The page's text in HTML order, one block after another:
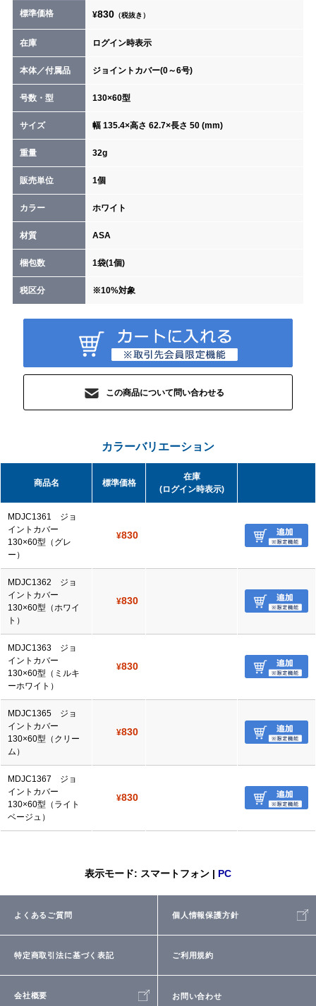
標準価格 ¥830（税抜き）
在庫 ログイン時表示
本体／付属品 ジョイントカバー(0～6号)
号数・型 130×60型
サイズ 幅 135.4×高さ 62.7×長さ 50 (mm)
重量 32g
販売単位 1個
カラー ホワイト
材質 ASA
梱包数 1袋(1個)
税区分 ※10%対象
この商品について問い合わせる
カラーバリエーション
商品名 標準価格
在庫
(ログイン時表示)
MDJC1361 ジョ
イントカバー
130×60型（グレ
ー）
¥830
MDJC1362 ジョ
イントカバー
130×60型（ホワイ
ト）
¥830
MDJC1363 ジョ
イントカバー
130×60型（ミルキ
ーホワイト）
¥830
MDJC1365 ジョ
イントカバー
130×60型（クリー
ム）
¥830
MDJC1367 ジョ
イントカバー
130×60型（ライト
ベージュ）
¥830
表示モード: スマートフォン | PC
よくあるご質問 個人情報保護方針
特定商取引法に基づく表記 ご利用規約
会社概要 お問い合わせ